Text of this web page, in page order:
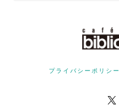
プライバシーポリシー